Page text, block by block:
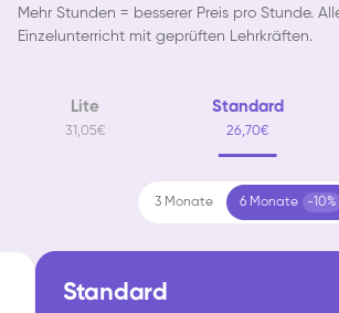
Mehr Stunden = besserer Preis pro Stunde.
Einzelunterricht mit geprüften Lehrkräften.
Lite
31,05€
Standard
26,70€
3 Monate 6 Monate -10%
Standard